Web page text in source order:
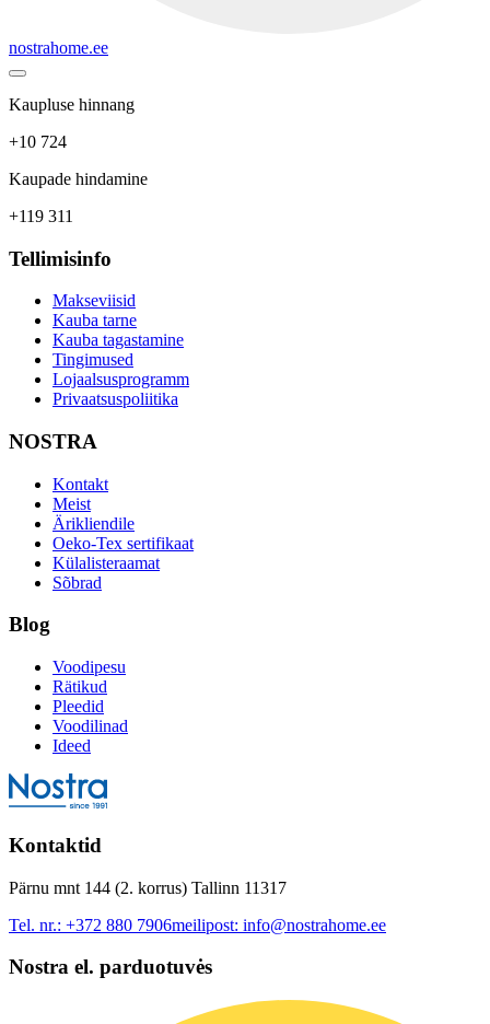
nostrahome.ee
Kaupluse hinnang
+10 724
Kaupade hindamine
+119 311
Tellimisinfo
Makseviisid
Kauba tarne
Kauba tagastamine
Tingimused
Lojaalsusprogramm
Privaatsuspoliitika
NOSTRA
Kontakt
Meist
Ärikliendile
Oeko-Tex sertifikaat
Külalisteraamat
Sõbrad
Blog
Voodipesu
Rätikud
Pleedid
Voodilinad
Ideed
Kontaktid
Pärnu mnt 144 (2. korrus) Tallinn 11317
Tel. nr.: +372 880 7906meilipost: info@nostrahome.ee
Nostra el. parduotuvės